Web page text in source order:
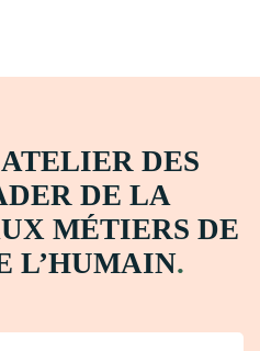
DES
DE LA
MÉTIERS DE
L’HUMAIN.